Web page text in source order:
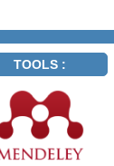
TOOLS :